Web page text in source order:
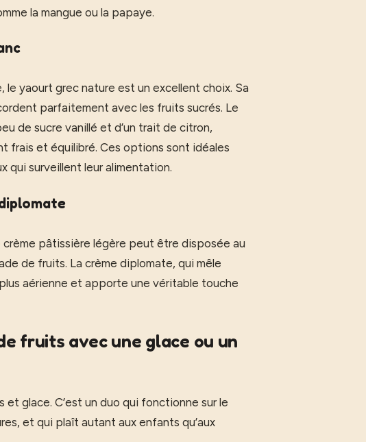
la mangue ou la papaye.
yaourt grec nature est un excellent choix. Sa
parfaitement avec les fruits sucrés. Le
de sucre vanillé et d’un trait de citron,
frais et équilibré. Ces options sont idéales
qui surveillent leur alimentation.
pâtissière légère peut être disposée au
de fruits. La crème diplomate, qui mêle
aérienne et apporte une véritable touche
fruits avec une glace ou un
glace. C’est un duo qui fonctionne sur le
et qui plaît autant aux enfants qu’aux